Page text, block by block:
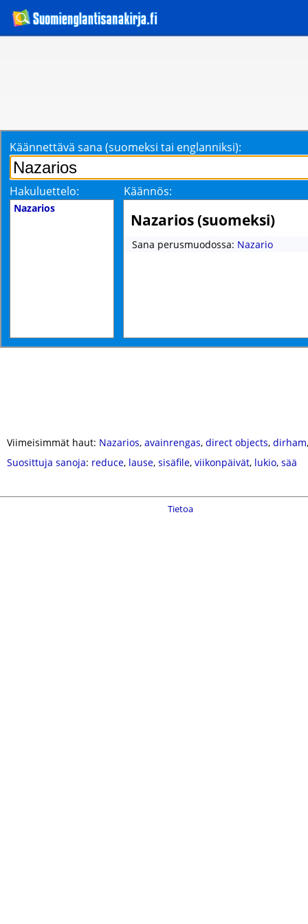
Käännettävä sana (suomeksi tai englanniksi):
Hakuluettelo: Käännös:
Nazarios
Nazarios (suomeksi)
Sana perusmuodossa: Nazario
Viimeisimmät haut: Nazarios, avainrengas, direct objects, dirham
Suosittuja sanoja: reduce, lause, sisäfile, viikonpäivät, lukio, sää
Tietoa